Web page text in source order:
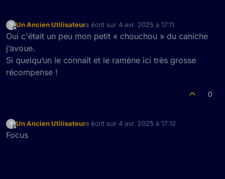
?
Hors-ligne
Un Ancien Utilisateura écrit sur 4 avr. 2025 à 17:11
dernière édition par
Oui c'était un peu mon petit « chouchou » du caniche
j’avoue.
Si quelqu’un le connaît et le ramène ici très grosse
récompense !
0
?
Hors-ligne
Un Ancien Utilisateura écrit sur 4 avr. 2025 à 17:12
dernière édition par
Focus